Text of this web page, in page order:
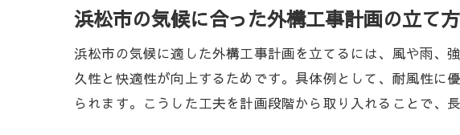
外構
家族
暮ら
浜松市の気候に合った外構工事計画の立て方
浜松市の気候に適した外構工事計画を立てるには、風や雨、
久性と快適性が向上するためです。具体例として、耐風性
られます。こうした工夫を計画段階から取り入れることで、